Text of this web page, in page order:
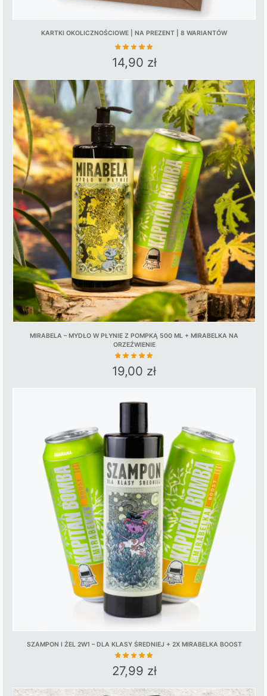
KARTKI OKOLICZNOŚCIOWE | NA PREZENT | 8 WARIANTÓW
14,90 zł
This
product
has
multiple
variants.
The
options
may
be
chosen
on
the
product
page
MIRABELA – MYDŁO W PŁYNIE Z POMPKĄ 500 ML + MIRABELKA NA
ORZEŹWIENIE
19,00 zł
SZAMPON I ŻEL 2W1 – DLA KLASY ŚREDNIEJ + 2X MIRABELKA BOOST
27,99 zł